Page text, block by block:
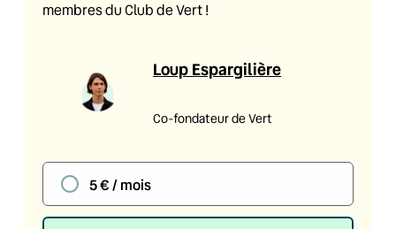
membres du Club de Vert !
Loup Espargilière
Co-fondateur de Vert
5 € / mois